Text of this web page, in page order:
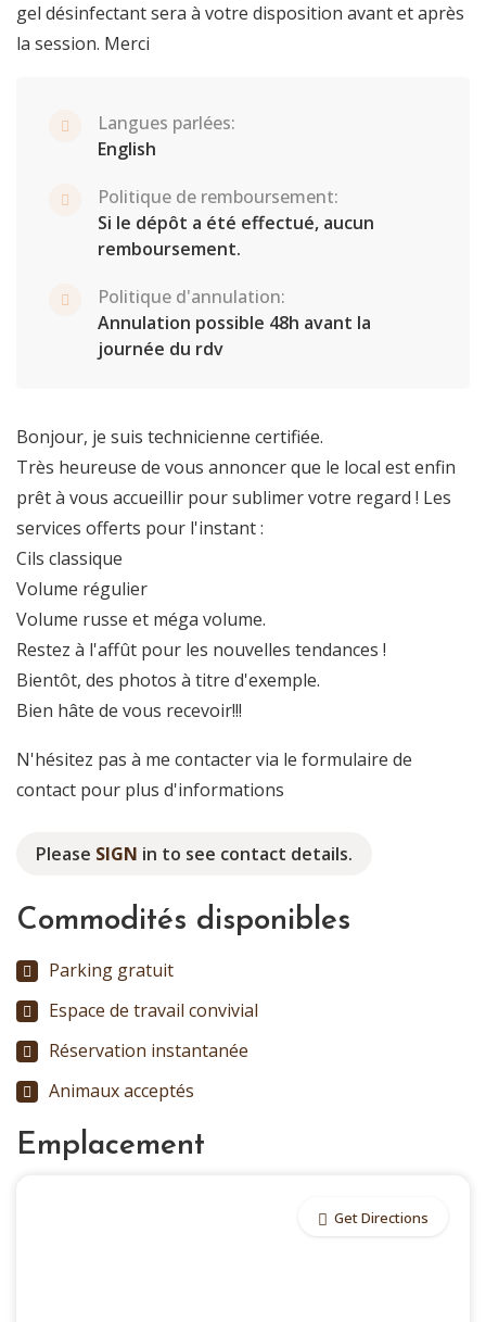
gel désinfectant sera à votre disposition avant et après
la session. Merci
Langues parlées:
English
Politique de remboursement:
Si le dépôt a été effectué, aucun
remboursement.
Politique d'annulation:
Annulation possible 48h avant la
journée du rdv
Bonjour, je suis technicienne certifiée.
Très heureuse de vous annoncer que le local est enfin
prêt à vous accueillir pour sublimer votre regard ! Les
services offerts pour l'instant :
Cils classique
Volume régulier
Volume russe et méga volume.
Restez à l'affût pour les nouvelles tendances !
Bientôt, des photos à titre d'exemple.
Bien hâte de vous recevoir!!!
N'hésitez pas à me contacter via le formulaire de
contact pour plus d'informations
Please SIGN in to see contact details.
Commodités disponibles
Parking gratuit
Espace de travail convivial
Réservation instantanée
Animaux acceptés
Emplacement
Get Directions